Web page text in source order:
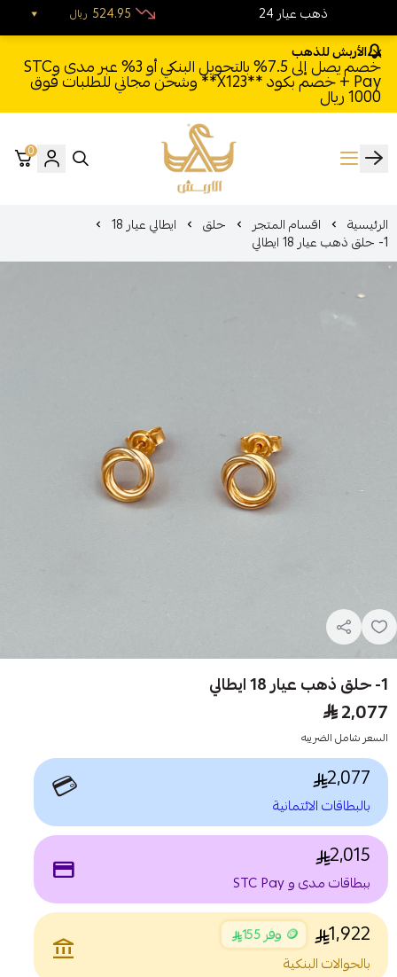
الأربش للذهب
خصم يصل إلى 7.5% بالتحويل البنكي أو 3% عبر مدى وSTC
Pay + خصم بكود **X123** وشحن مجاني للطلبات فوق
1000 ريال
الأربش للذهب
0
الرئيسية اقسام المتجر حلق ايطالي عيار 18
1- حلق ذهب عيار 18 ايطالي
1- حلق ذهب عيار 18 ايطالي
2,077
السعر شامل الضريبه
2,077
بالبطاقات الائتمانية 💳
2,015
ببطاقات مدى و STC Pay payment
1,922 🪙 وفر 155
بالحوالات البنكية
account_balance
24 ذهب عيار ريال 524.95